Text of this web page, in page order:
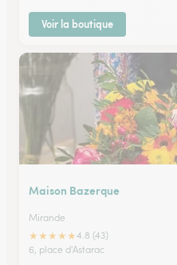
Voir la boutique
Maison Bazerque
Mirande
★★★★★4.8 (43)
6, place d'Astarac